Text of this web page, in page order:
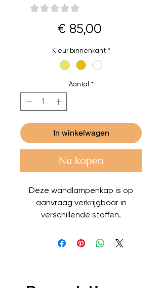
★ ★ ★ ★ ★
€ 85,00
Kleur binnenkant *
Aantal *
In winkelwagen
Nu kopen
Deze wandlampenkap is op
aanvraag verkrijgbaar in
verschillende stoffen.